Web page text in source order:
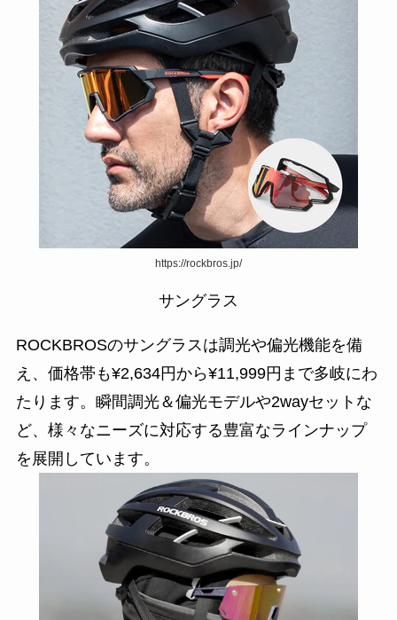
https://rockbros.jp/
サングラス
ROCKBROSのサングラスは調光や偏光機能を備
え、価格帯も¥2,634円から¥11,999円まで多岐にわ
たります。瞬間調光＆偏光モデルや2wayセットな
ど、様々なニーズに対応する豊富なラインナップ
を展開しています。